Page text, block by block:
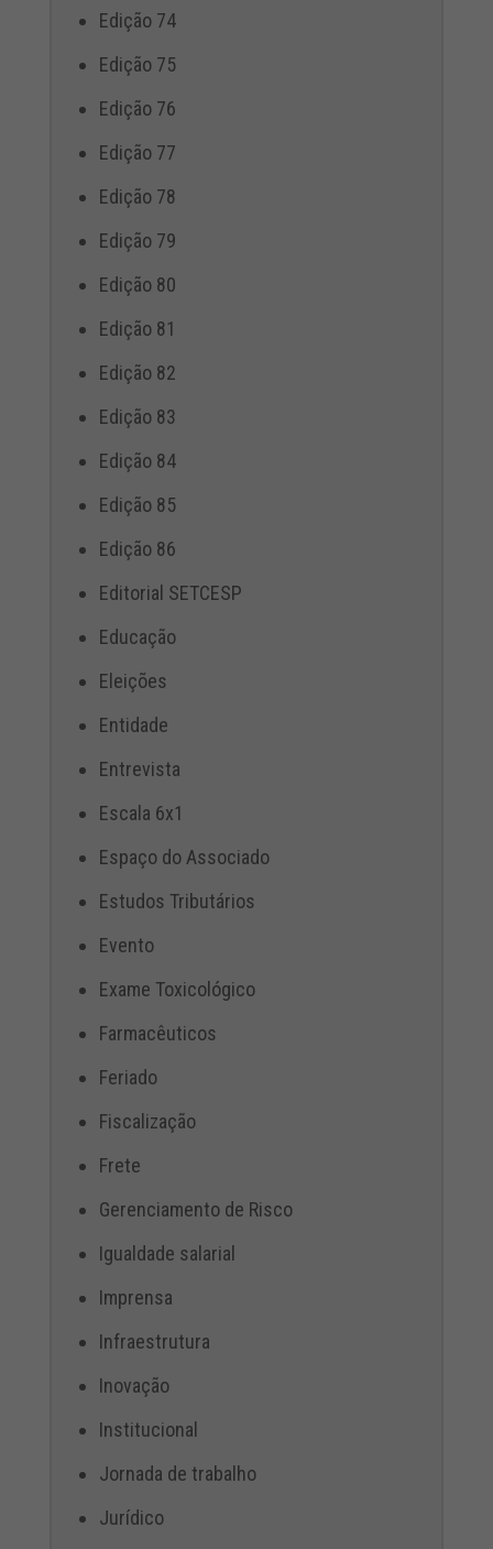
Edição 74
Edição 75
Edição 76
Edição 77
Edição 78
Edição 79
Edição 80
Edição 81
Edição 82
Edição 83
Edição 84
Edição 85
Edição 86
Editorial SETCESP
Educação
Eleições
Entidade
Entrevista
Escala 6x1
Espaço do Associado
Estudos Tributários
Evento
Exame Toxicológico
Farmacêuticos
Feriado
Fiscalização
Frete
Gerenciamento de Risco
Igualdade salarial
Imprensa
Infraestrutura
Inovação
Institucional
Jornada de trabalho
Jurídico